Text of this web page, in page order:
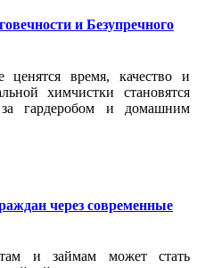
и Безупречного
время, качество и
химчистки становятся
гардеробом и домашним
через современные
и займам может стать